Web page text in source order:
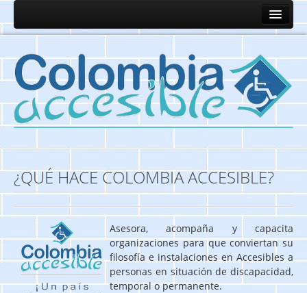
¿QUÉ HACE COLOMBIA ACCESIBLE?
Asesora, acompaña y capacita
organizaciones para que conviertan su
filosofía e instalaciones en Accesibles a
personas en situación de discapacidad,
temporal o permanente.